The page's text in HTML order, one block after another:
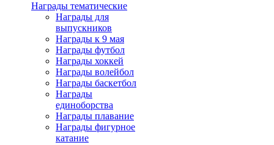
Награды тематические
Награды для
выпускников
Награды к 9 мая
Награды футбол
Награды хоккей
Награды волейбол
Награды баскетбол
Награды
единоборства
Награды плавание
Награды фигурное
катание